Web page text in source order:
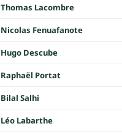
Thomas Lacombre
Nicolas Fenuafanote
Hugo Descube
Raphaël Portat
Bilal Salhi
Léo Labarthe